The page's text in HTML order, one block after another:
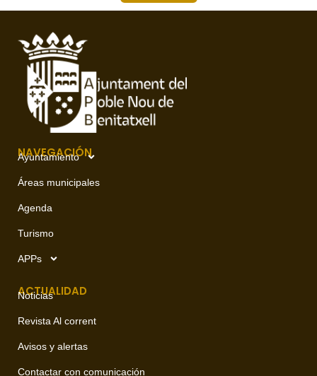
NAVEGACIÓN
Ayuntamiento
Áreas municipales
Agenda
Turismo
APPs
ACTUALIDAD
Noticias
Revista Al corrent
Avisos y alertas
Contactar con comunicación